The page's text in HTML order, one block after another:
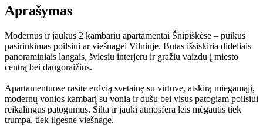
Aprašymas
Modernūs ir jaukūs 2 kambarių apartamentai Šnipiškėse – puikus
pasirinkimas poilsiui ar viešnagei Vilniuje. Butas išsiskiria dideliais
panoraminiais langais, šviesiu interjeru ir gražiu vaizdu į miesto
centrą bei dangoraižius.
Apartamentuose rasite erdvią svetainę su virtuve, atskirą miegamąjį,
modernų vonios kambarį su vonia ir dušu bei visus patogiam poilsiui
reikalingus patogumus. Šilta ir jauki atmosfera leis mėgautis tiek
trumpa, tiek ilgesne viešnage.